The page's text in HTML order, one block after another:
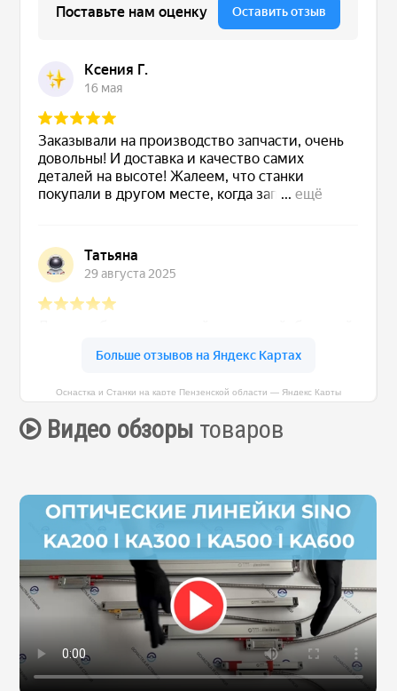
Оснастка и Станки на карте Пензенской области — Яндекс Карты
Видео обзоры товаров